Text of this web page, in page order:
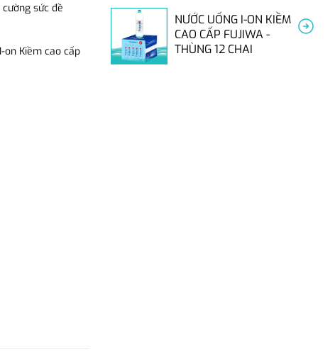
sức đề
on Kiềm cao cấp
NƯỚC UỐNG I-ON KIỀM
CAO CẤP FUJIWA -
THÙNG 12 CHAI